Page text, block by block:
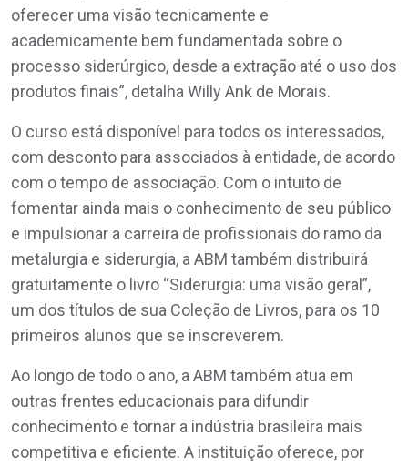
oferecer uma visão tecnicamente e
academicamente bem fundamentada sobre o
processo siderúrgico, desde a extração até o uso dos
produtos finais”, detalha Willy Ank de Morais.
O curso está disponível para todos os interessados,
com desconto para associados à entidade, de acordo
com o tempo de associação. Com o intuito de
fomentar ainda mais o conhecimento de seu público
e impulsionar a carreira de profissionais do ramo da
metalurgia e siderurgia, a ABM também distribuirá
gratuitamente o livro “Siderurgia: uma visão geral”,
um dos títulos de sua Coleção de Livros, para os 10
primeiros alunos que se inscreverem.
Ao longo de todo o ano, a ABM também atua em
outras frentes educacionais para difundir
conhecimento e tornar a indústria brasileira mais
competitiva e eficiente. A instituição oferece, por